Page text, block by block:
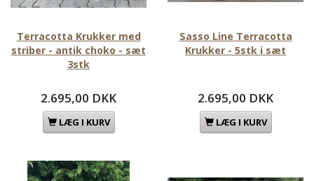
Terracotta Krukker med
striber - antik choko - sæt
3stk
2.695,00 DKK
LÆG I KURV
Sasso Line Terracotta
Krukker - 5stk i sæt
2.695,00 DKK
LÆG I KURV